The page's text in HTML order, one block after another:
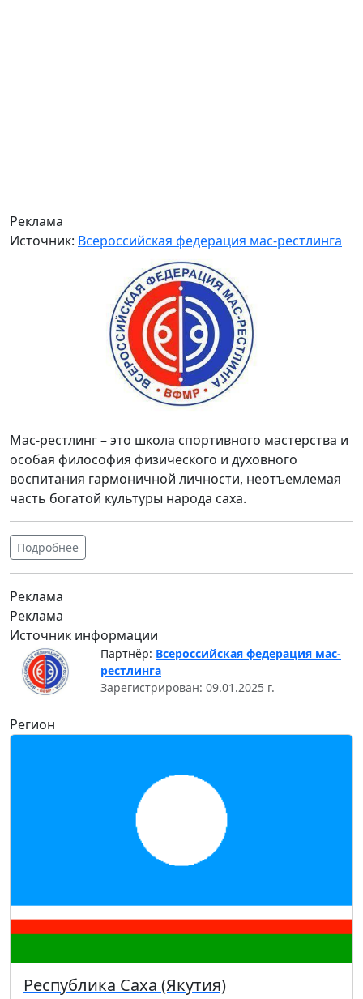
Реклама
Источник: Всероссийская федерация мас-рестлинга
Мас-рестлинг – это школа спортивного мастерства и
особая философия физического и духовного
воспитания гармоничной личности, неотъемлемая
часть богатой культуры народа саха.
Подробнее
Реклама
Реклама
Источник информации
Партнёр: Всероссийская федерация мас-
рестлинга
Зарегистрирован: 09.01.2025 г.
Регион
Республика Саха (Якутия)